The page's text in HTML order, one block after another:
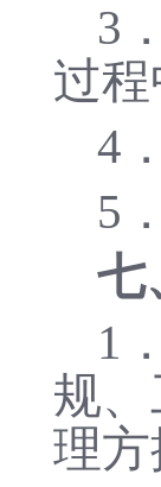
3
过
4
5
七
1
规
理